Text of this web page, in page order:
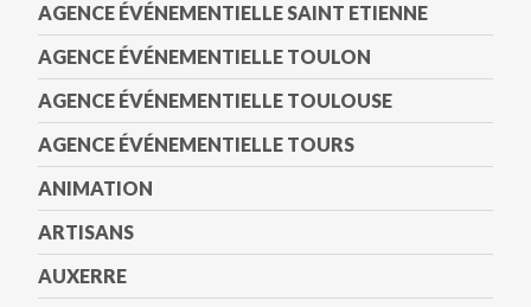
AGENCE ÉVÉNEMENTIELLE SAINT ETIENNE
AGENCE ÉVÉNEMENTIELLE TOULON
AGENCE ÉVÉNEMENTIELLE TOULOUSE
AGENCE ÉVÉNEMENTIELLE TOURS
ANIMATION
ARTISANS
AUXERRE